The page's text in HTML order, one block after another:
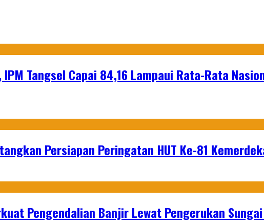
Tangsel Capai 84,16 Lampaui Rata-Rata
Persiapan Peringatan HUT Ke-81
Pengendalian Banjir Lewat Pengerukan